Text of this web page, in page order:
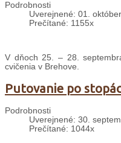
Podrobnosti
Uverejnené: 01.
Prečítané: 1155x
V dňoch 25. – 28.
cvičenia v Brehove.
Putovanie po
Podrobnosti
Uverejnené: 30.
Prečítané: 1044x